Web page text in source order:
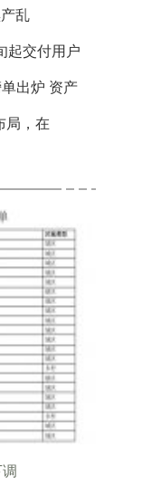
乱
起交付用户
出炉 资产
局，在